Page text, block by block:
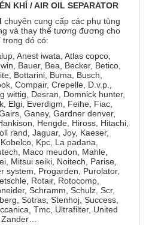
KHÍ / AIR OIL SEPARATOR
chuyên cung cấp các phụ tùng
và thay thế tương đương cho
trong đó có:
Anest iwata, Atlas copco,
Bauer, Bea, Becker, Betico,
Bottarini, Buma, Busch,
Compair, Crepelle, D.v.p.,
wittig, Desran, Domnick hunter,
Elgi, Everdigm, Feihe, Fiac,
Ganey, Gardner denver,
Hengde, Hiross, Hitachi,
rand, Jaguar, Joy, Kaeser,
Kpc, La padana,
Maco meudon, Mahle,
Mitsui seiki, Noitech, Parise,
system, Progarden, Purolator,
Rotair, Rotocomp,
Schramm, Schulz, Scr,
Sotras, Stenhoj, Success,
Tmc, Ultrafilter, United
Zander…